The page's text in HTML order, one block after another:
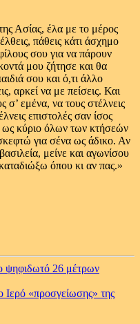
Ασίας, έλα με το μέρος
πάθεις κάτι άσχημο
σου για να πάρουν
μου ζήτησε και θα
σου και ό,τι άλλο
αρκεί να με πείσεις. Και
σ’ εμένα, να τους στέλνεις
επιστολές σαν ίσος
ως κύριο όλων των κτήσεών
για σένα ως άδικο. Αν
μείνε και αγωνίσου
όπου κι αν πας.»
ψηφιδωτό 26 μέτρων
«προσγείωσης» της